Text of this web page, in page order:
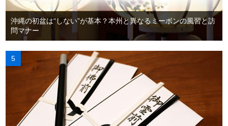
沖縄の初盆は“しない”が基本？本州と異なるミーボンの風習と訪
問マナー